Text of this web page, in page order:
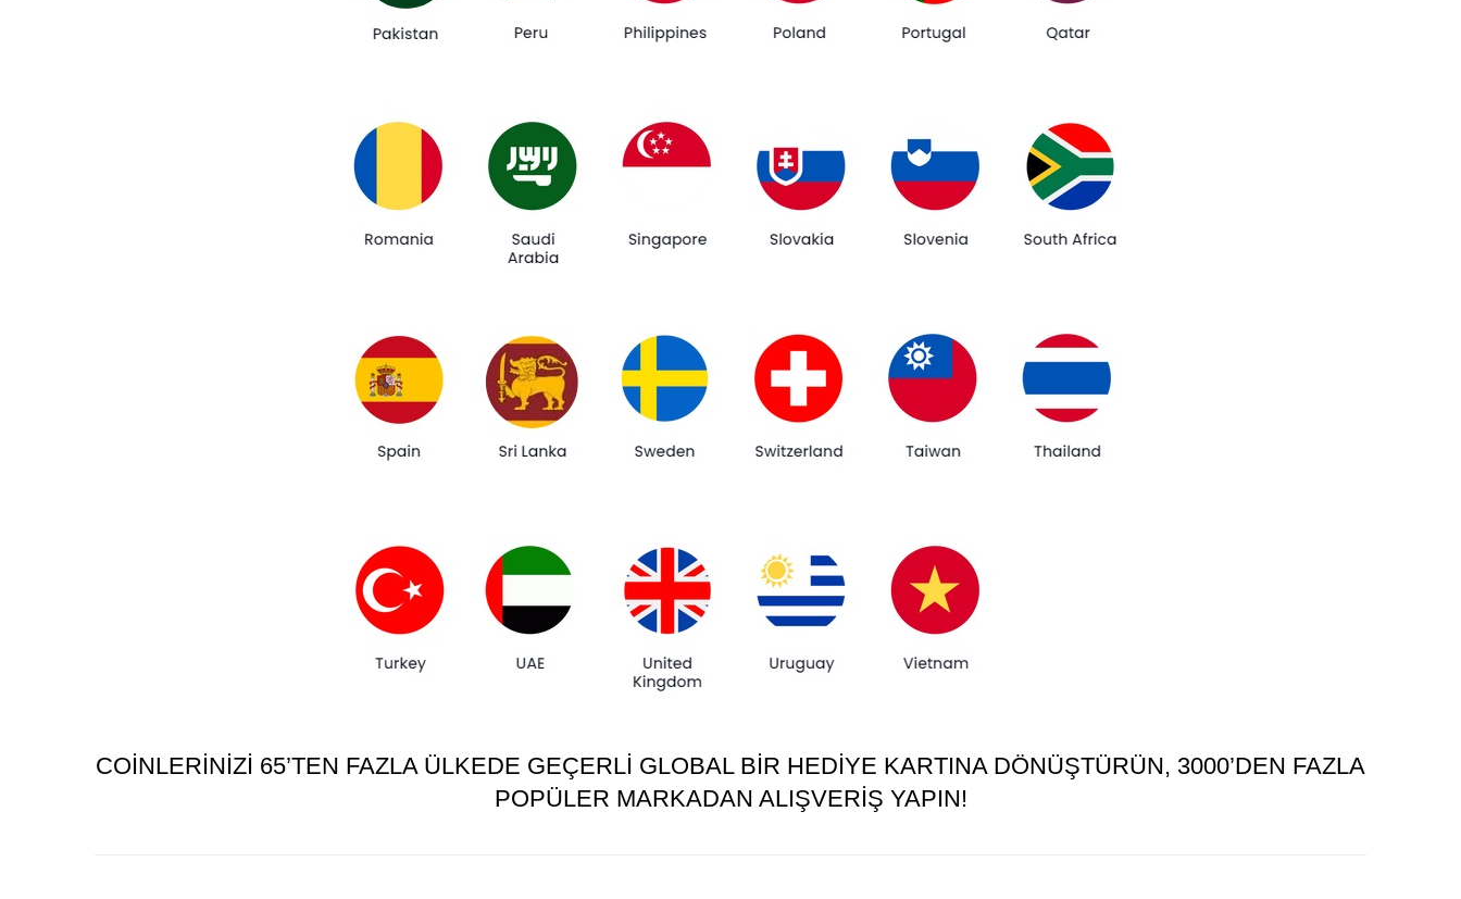
COINLERINIZI 65’TEN FAZLA ÜLKEDE GEÇERLI GLOBAL BIR HEDIYE KARTINA DÖNÜŞTÜRÜN, 3000’DEN FAZLA
POPÜLER MARKADAN ALIŞVERIŞ YAPIN!